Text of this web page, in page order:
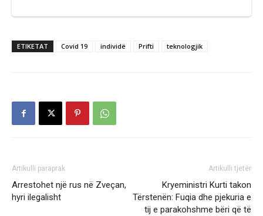
ETIKETAT Covid 19 individë Prifti teknologjik
Artikulli paraprak
Arrestohet një rus në Zveçan,
hyri ilegalisht
Artikulli tjetër
Kryeministri Kurti takon
Tërstenën: Fuqia dhe pjekuria e
tij e parakohshme bëri që të